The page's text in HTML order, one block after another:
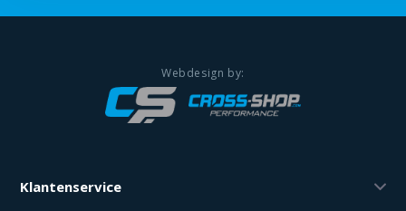
Klantenservice